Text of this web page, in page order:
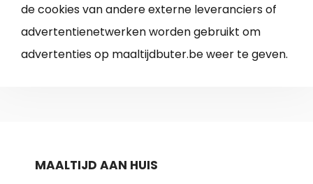
de cookies van andere externe leveranciers of
advertentienetwerken worden gebruikt om
advertenties op maaltijdbuter.be weer te geven.
MAALTIJD AAN HUIS